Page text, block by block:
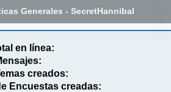
Generales - SecretHannibal
en línea:
creados:
Encuestas creadas: